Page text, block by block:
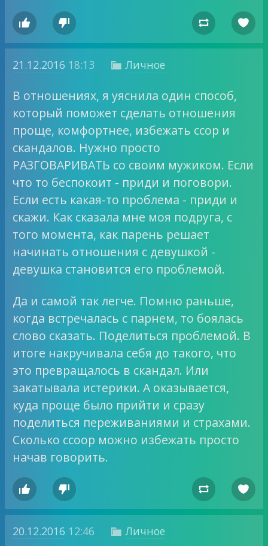
   
21.12.2016 18:13  Личное
В отношениях, я уяснила один способ,
который поможет сделать отношения
проще, комфортнее, избежать ссор и
скандалов. Нужно просто
РАЗГОВАРИВАТЬ со своим мужиком. Если
что то беспокоит - приди и поговори.
Если есть какая-то проблема - приди и
скажи. Как сказала мне моя подруга, с
того момента, как парень решает
начинать отношения с девушкой -
девушка становится его проблемой.
Да и самой так легче. Помню раньше,
когда встречалась с парнем, то боялась
слово сказать. Поделиться проблемой. В
итоге накручивала себя до такого, что
это превращалось в скандал. Или
закатывала истерики. А оказывается,
куда проще было прийти и сразу
поделиться переживаниями и страхами.
Сколько ссоор можно избежать просто
начав говорить.
   
20.12.2016 12:46  Личное